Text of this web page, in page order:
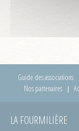
Guide des associations
Nos partenaires
LA FOURMILIÈRE